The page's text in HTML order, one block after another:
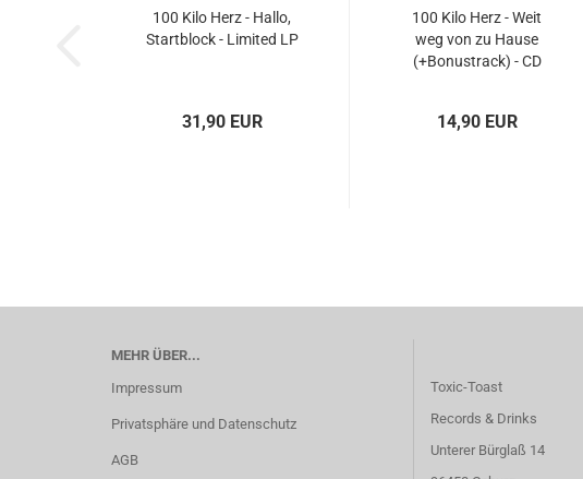
100 Kilo Herz - Hallo,
Startblock - Limited LP
31,90 EUR
100 Kilo Herz - Weit
weg von zu Hause
(+Bonustrack) - CD
14,90 EUR
MEHR ÜBER...
Impressum
Privatsphäre und Datenschutz
AGB
Toxic-Toast
Records & Drinks
Unterer Bürglaß 14